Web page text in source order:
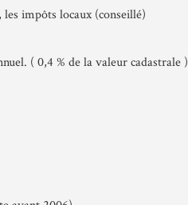
les impôts locaux (conseillé)
( 0,4 % de la valeur cadastrale )